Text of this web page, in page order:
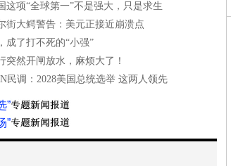
这项“全球第一”不是强大，只是求生
街大鳄警告：美元正接近崩溃点
成了打不死的“小强”
突然开闸放水，麻烦大了！
民调：2028美国总统选举 这两人领先
”
”